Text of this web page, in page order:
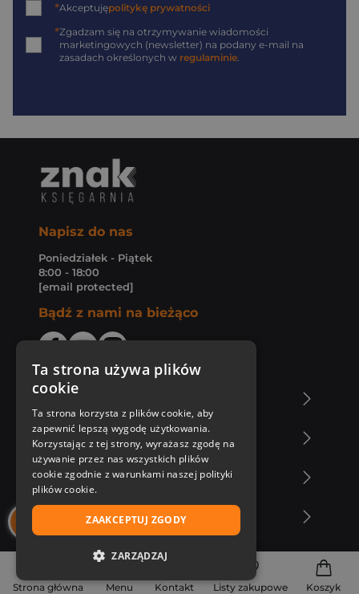
Strona główna Menu Kontakt Listy zakupowe Koszyk
*Akceptujępolitykę prywatności
*Zgadzam się na otrzymywanie wiadomości
marketingowych (newsletter) na podany e-mail na
zasadach określonych w regulaminie.
Napisz do nas
Poniedziałek - Piątek
8:00 - 18:00
[email protected]
Bądź z nami na bieżąco
Zakupy u nas
Nasza oferta
Nasi autorzy
Ta strona używa plików
cookie
Ta strona korzysta z plików cookie, aby
zapewnić lepszą wygodę użytkowania.
Korzystając z tej strony, wyrażasz zgodę na
używanie przez nas wszystkich plików
cookie zgodnie z warunkami naszej polityki
plików cookie.
ZAAKCEPTUJ ZGODY
ZARZĄDZAJ
NIEZBĘDNE